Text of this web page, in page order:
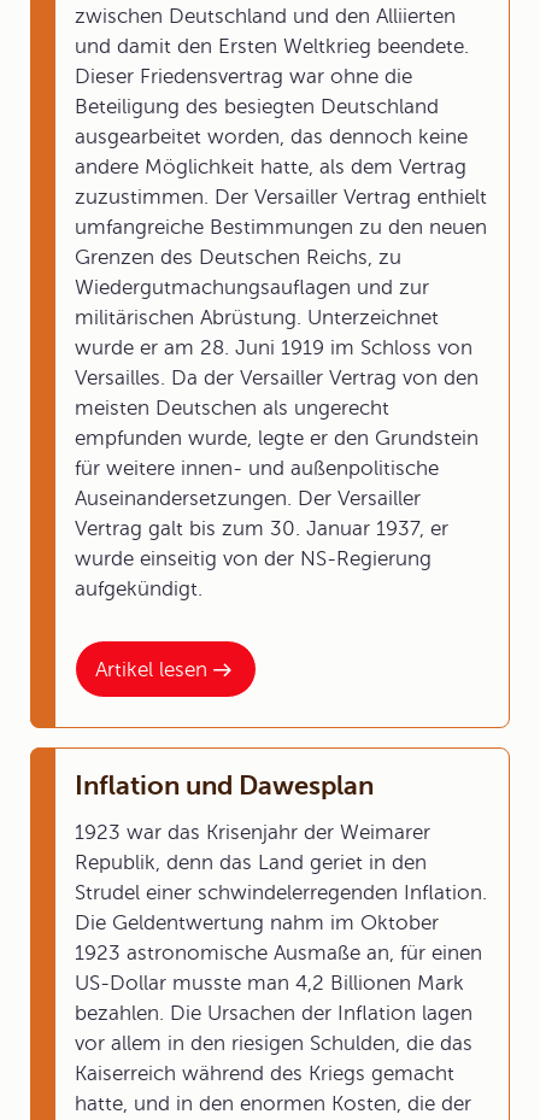
Artikel lesen
zwischen Deutschland und den Alliierten
und damit den Ersten Weltkrieg beendete.
Dieser Friedensvertrag war ohne die
Beteiligung des besiegten Deutschland
ausgearbeitet worden, das dennoch keine
andere Möglichkeit hatte, als dem Vertrag
zuzustimmen. Der Versailler Vertrag enthielt
umfangreiche Bestimmungen zu den neuen
Grenzen des Deutschen Reichs, zu
Wiedergutmachungsauflagen und zur
militärischen Abrüstung. Unterzeichnet
wurde er am 28. Juni 1919 im Schloss von
Versailles. Da der Versailler Vertrag von den
meisten Deutschen als ungerecht
empfunden wurde, legte er den Grundstein
für weitere innen- und außenpolitische
Auseinandersetzungen. Der Versailler
Vertrag galt bis zum 30. Januar 1937, er
wurde einseitig von der NS-Regierung
aufgekündigt.
Inflation und Dawesplan
1923 war das Krisenjahr der Weimarer
Republik, denn das Land geriet in den
Strudel einer schwindelerregenden Inflation.
Die Geldentwertung nahm im Oktober
1923 astronomische Ausmaße an, für einen
US-Dollar musste man 4,2 Billionen Mark
bezahlen. Die Ursachen der Inflation lagen
vor allem in den riesigen Schulden, die das
Kaiserreich während des Kriegs gemacht
hatte, und in den enormen Kosten, die der